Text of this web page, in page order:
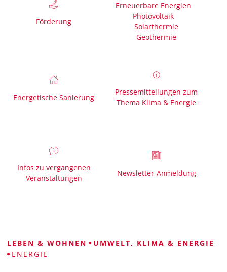
Förderung
Erneuerbare Energien
Photovoltaik
Solarthermie
Geothermie
Energetische Sanierung
Pressemitteilungen zum
Thema Klima & Energie
Infos zu vergangenen
Veranstaltungen
Newsletter-Anmeldung
LEBEN & WOHNEN
UMWELT, KLIMA & ENERGIE
ENERGIE